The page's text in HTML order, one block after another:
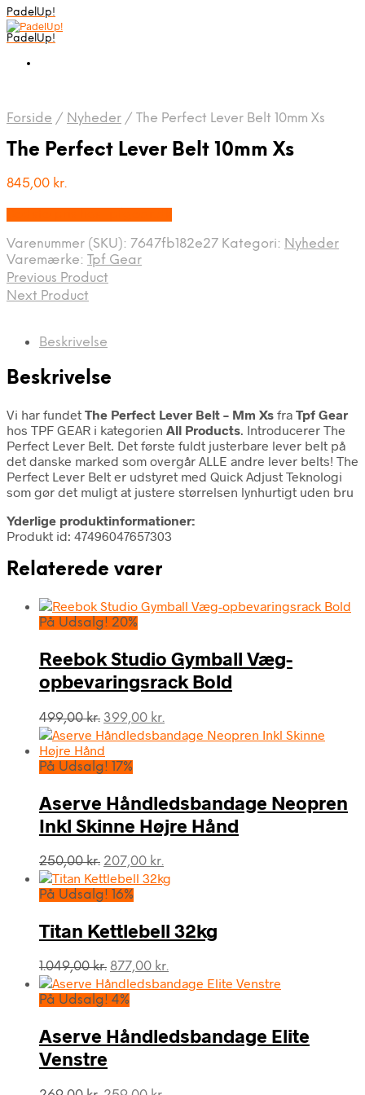
PadelUp!
PadelUp!
Forside / Nyheder / The Perfect Lever Belt 10mm Xs
The Perfect Lever Belt 10mm Xs
845,00 kr.
Varenummer (SKU): 7647fb182e27 Kategori: Nyheder
Varemærke: Tpf Gear
Previous Product
Next Product
Beskrivelse
Beskrivelse
Vi har fundet The Perfect Lever Belt – Mm Xs fra Tpf Gear
hos TPF GEAR i kategorien All Products. Introducerer The
Perfect Lever Belt. Det første fuldt justerbare lever belt på
det danske marked som overgår ALLE andre lever belts! The
Perfect Lever Belt er udstyret med Quick Adjust Teknologi
som gør det muligt at justere størrelsen lynhurtigt uden bru
Yderlige produktinformationer:
Produkt id: 47496047657303
Relaterede varer
På Udsalg! 20%
Reebok Studio Gymball Væg-
opbevaringsrack Bold
499,00kr. Den
oprindelige
pris
var:
399,00 kr.
aktuelle
På Udsalg! 17%
Aserve Håndledsbandage Neopren
Inkl Skinne Højre Hånd
250,00kr. Den
oprindelige
pris
250,00 kr..
207,00 kr.
aktuelle
207,00 kr..
På Udsalg! 16%
Titan Kettlebell 32kg
1.049,00kr. Den
oprindelige
pris
1.049,00 kr..
877,00 kr.
aktuelle
877,00 kr..
På Udsalg! 4%
Aserve Håndledsbandage Elite
Venstre